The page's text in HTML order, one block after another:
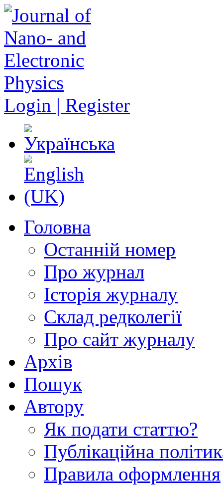
Login | Register
Головна
Останній номер
Про журнал
Історія журналу
Склад редколегії
Про сайт журналу
Архів
Пошук
Автору
Як подати статтю?
Публікаційна
Правила оформлення